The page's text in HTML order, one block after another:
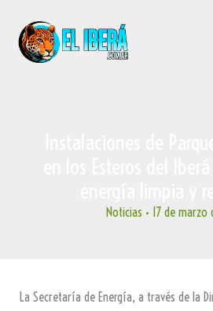
contenido
Noticias • 17 de marzo
La Secretaría de Energía, a través de la